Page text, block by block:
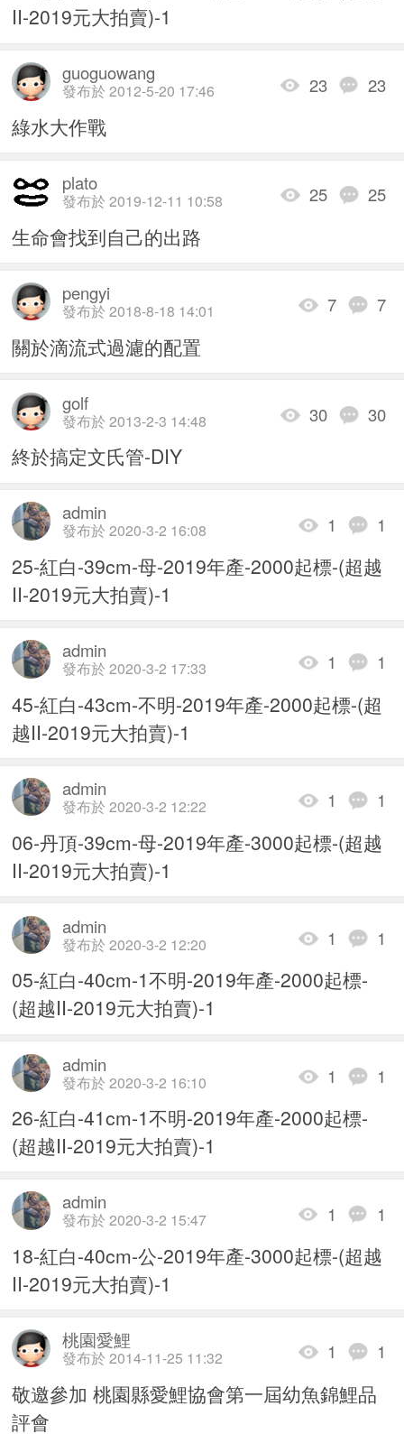
II-2019元大拍賣)-1
23 23
guoguowang
發布於 2012-5-20 17:46
綠水大作戰
25 25
plato
發布於 2019-12-11 10:58
生命會找到自己的出路
7 7
pengyi
發布於 2018-8-18 14:01
關於滴流式過濾的配置
30 30
golf
發布於 2013-2-3 14:48
終於搞定文氏管-DIY
1 1
admin
發布於 2020-3-2 16:08
25-紅白-39cm-母-2019年產-2000起標-(超越
II-2019元大拍賣)-1
1 1
admin
發布於 2020-3-2 17:33
45-紅白-43cm-不明-2019年產-2000起標-(超
越II-2019元大拍賣)-1
1 1
admin
發布於 2020-3-2 12:22
06-丹頂-39cm-母-2019年產-3000起標-(超越
II-2019元大拍賣)-1
1 1
admin
發布於 2020-3-2 12:20
05-紅白-40cm-1不明-2019年產-2000起標-
(超越II-2019元大拍賣)-1
1 1
admin
發布於 2020-3-2 16:10
26-紅白-41cm-1不明-2019年產-2000起標-
(超越II-2019元大拍賣)-1
1 1
admin
發布於 2020-3-2 15:47
18-紅白-40cm-公-2019年產-3000起標-(超越
II-2019元大拍賣)-1
1 1
桃園愛鯉
發布於 2014-11-25 11:32
敬邀參加 桃園縣愛鯉協會第一屆幼魚錦鯉品
評會